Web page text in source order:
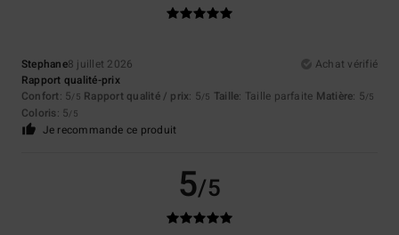
Stephane8 juillet 2026
Achat vérifié
Rapport qualité-prix
Confort: 5/5 Rapport qualité / prix: 5/5 Taille: Taille parfaite Matière: 5/5
Coloris: 5/5
Je recommande ce produit
5/5